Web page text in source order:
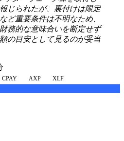
じられたが、裏付けは限定
ど重要条件は不明なため、
務的な意味合いを断定せず
の目安として見るのが妥当
CPAY AXP XLF